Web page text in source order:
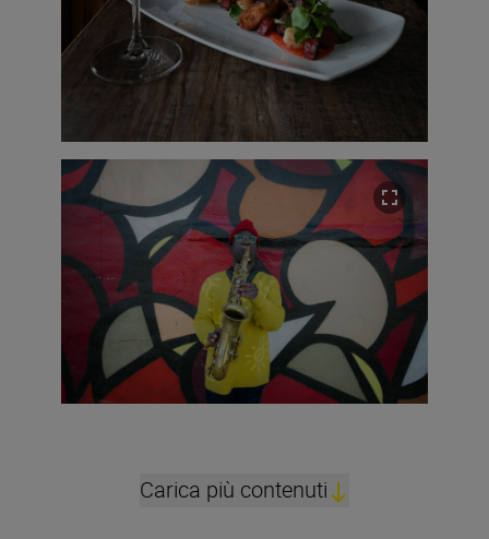
Carica più contenuti